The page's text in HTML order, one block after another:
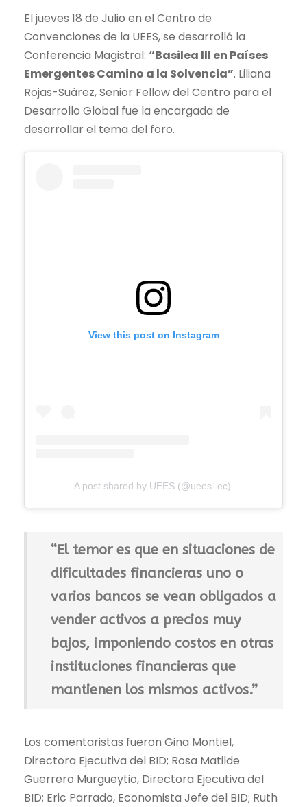
El jueves 18 de Julio en el Centro de
Convenciones de la UEES, se desarrolló la
Conferencia Magistral: “Basilea III en Países
Emergentes Camino a la Solvencia”. Liliana
Rojas-Suárez, Senior Fellow del Centro para el
Desarrollo Global fue la encargada de
desarrollar el tema del foro.
View this post on Instagram
A post shared by UEES (@uees_ec).
“El temor es que en situaciones de
dificultades financieras uno o
varios bancos se vean obligados a
vender activos a precios muy
bajos, imponiendo costos en otras
instituciones financieras que
mantienen los mismos activos.”
Los comentaristas fueron Gina Montiel,
Directora Ejecutiva del BID; Rosa Matilde
Guerrero Murgueytio, Directora Ejecutiva del
BID; Eric Parrado, Economista Jefe del BID; Ruth